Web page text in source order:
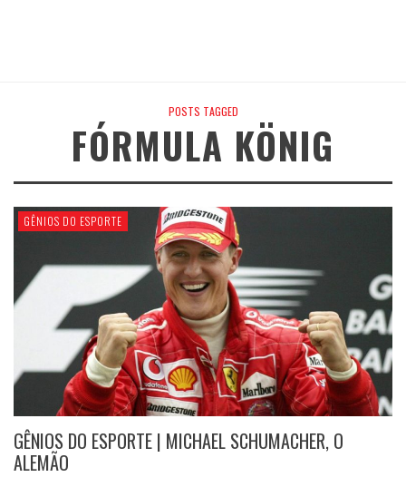
POSTS TAGGED
FÓRMULA KÖNIG
GÊNIOS DO ESPORTE
GÊNIOS DO ESPORTE | MICHAEL SCHUMACHER, O
ALEMÃO